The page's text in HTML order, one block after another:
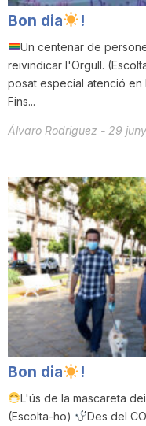
Bon dia !
Un centenar de
reivindicar l'Orgull.
posat especial atenció en
Fins...
Álvaro Rodriguez - 29
Bon dia !
L'ús de la mascareta
(Escolta-ho)
Des del